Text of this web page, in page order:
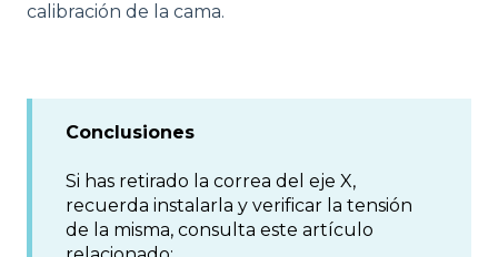
calibración de la cama.
Conclusiones
Si has retirado la correa del eje X,
recuerda instalarla y verificar la tensión
de la misma, consulta este artículo